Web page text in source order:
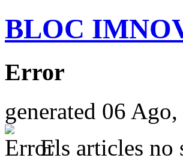
BLOC
Error
generated 06
Els articles no